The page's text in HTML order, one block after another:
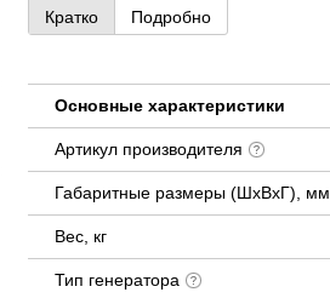
Кратко Подробно
Основные характеристики
Артикул производителя
Габаритные размеры (ШхВхГ), мм
Вес, кг
Тип генератора